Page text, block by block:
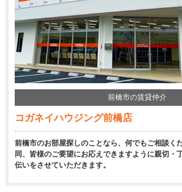
前橋市の賃貸仲介
コガネイハウジング前橋店
前橋市のお部屋探しのことなら、何でもご相談く
同、皆様のご要望にお応えできますように親切・
伝いをさせていただきます。